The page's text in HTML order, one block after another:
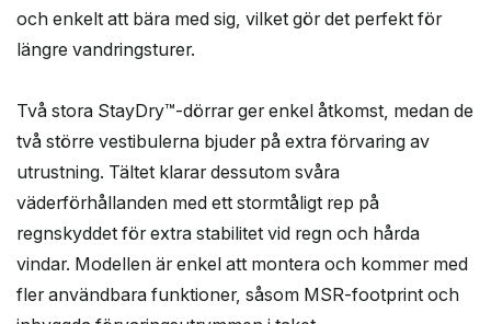
och enkelt att bära med sig, vilket gör det perfekt för
längre vandringsturer.
Två stora StayDry™-dörrar ger enkel åtkomst, medan de
två större vestibulerna bjuder på extra förvaring av
utrustning. Tältet klarar dessutom svåra
väderförhållanden med ett stormtåligt rep på
regnskyddet för extra stabilitet vid regn och hårda
vindar. Modellen är enkel att montera och kommer med
fler användbara funktioner, såsom MSR-footprint och